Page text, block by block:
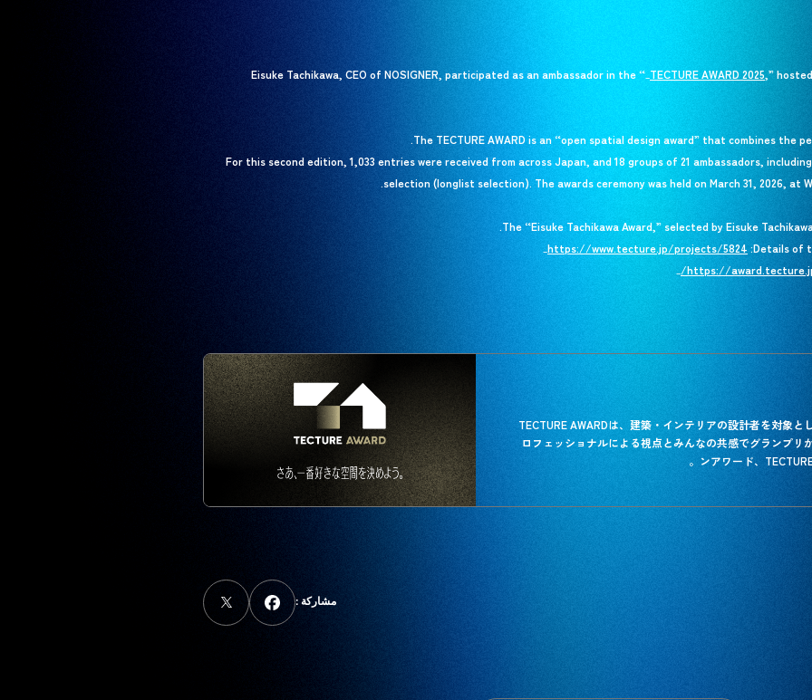
Eisuke Tachikawa, CEO of NOSIGNER, participated as an ambassador in the “ TECTURE AWARD 2025
TECTURE AWARD 2025,”
The TECTURE AWARD is an “open spatial design award” that combines the
For this second edition, 1,033 entries were received from across Japan, and 18 groups of 21 ambassadors,
selection (longlist selection). The awards ceremony was held on March 31, 2026, at
The “Eisuke Tachikawa Award,” selected by Eisuke
https://www.tecture.jp/projects/5824
https://www.tecture.jp/projects/5824
https://
https://
TECTURE AWARDは、建築・インテリアの設計者を対象
ロフェッショナルによる視点とみんなの共感でグランプリ
ンアワード、
مشاركة :